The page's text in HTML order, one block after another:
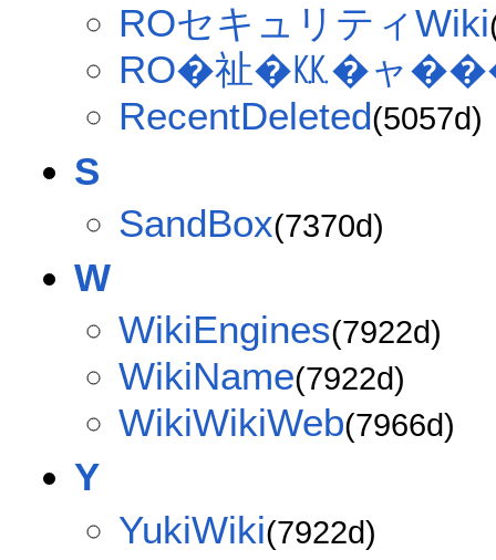
ROセキュリティWiki
RO�祉�㏍�ャ
RecentDeleted(5057d)
S
SandBox(7370d)
W
WikiEngines(7922d)
WikiName(7922d)
WikiWikiWeb(7966d)
Y
YukiWiki(7922d)